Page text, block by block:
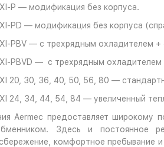
P — модификация без корпуса.
PD — модификация без корпуса
PBV — с трехрядным охладителем
PBVD — с трехрядным
20, 30, 36, 40, 50, 56, 80 —
24, 34, 44, 54, 84 — увеличенный
Aermec предоставляет широкому
Здесь и постоянное
комфортное пребывание